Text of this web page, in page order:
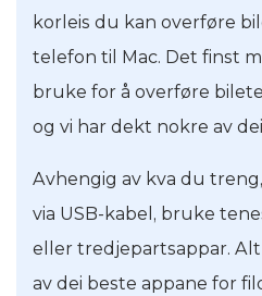
korleis du kan overføre
telefon til Mac. Det finst
bruke for å overføre
og vi har dekt nokre av
Avhengig av kva du
via USB-kabel, bruke
eller tredjepartsappar. Alt
av dei beste appane for